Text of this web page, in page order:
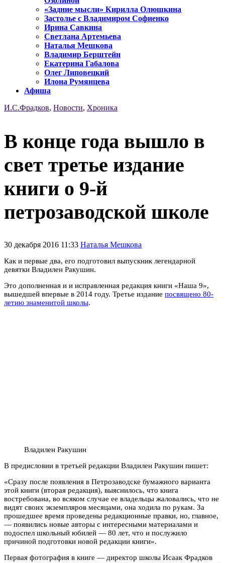
«Задние мысли» Кирилла Олюшкина
Застолье с Владимиром Софиенко
Ирина Савкина
Светлана Артемьева
Наталья Мешкова
Владимир Берштейн
Екатерина Габалова
Олег Липовецкий
Илона Румянцева
Афиша
И.С.Фрадков, Новости, Хроника
В конце года вышло в
свет третье издание
книги о 9-й
петрозаводской школе
30 декабря 2016 11:33 Наталья Мешкова
Как и первые два, его подготовил выпускник легендарной
девятки Владилен Ракушин.
Это дополненная и и исправленная редакция книги «Наша 9»,
вышедшей впервые в 2014 году. Третье издание посвящено 80-
летию знаменитой школы.
Владилен Ракушин
В предисловии в третьей редакции Владилен Ракушин пишет:
«Сразу после появления в Петрозаводске бумажного варианта
этой книги (вторая редакция), выяснилось, что книга
востребована, во всяком случае ее владельцы жаловались, что не
видят своих экземпляров месяцами, она ходила по рукам. За
прошедшее время проведены редакционные правки, но, главное,
— появились новые авторы с интересными материалами и
подоспел школьный юбилей — 80 лет, что и послужило
причиной подготовки новой редакции книги».
Первая фотография в книге — директор школы Исаак Фрадков